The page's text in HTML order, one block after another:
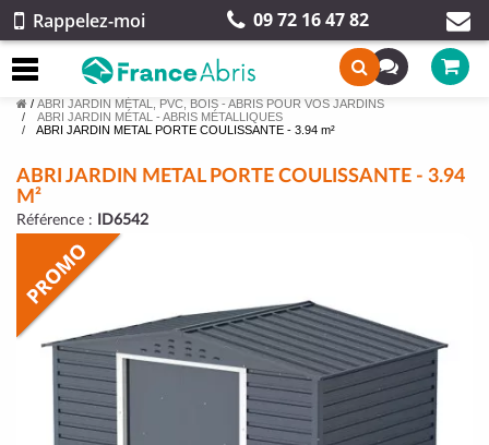
Rappelez-moi 09 72 16 47 82
/ ABRI JARDIN MÉTAL, PVC, BOIS - ABRIS POUR VOS JARDINS
ABRI JARDIN MÉTAL - ABRIS MÉTALLIQUES
ABRI JARDIN METAL PORTE COULISSANTE - 3.94 m²
ABRI JARDIN METAL PORTE COULISSANTE - 3.94
M²
Référence : ID6542